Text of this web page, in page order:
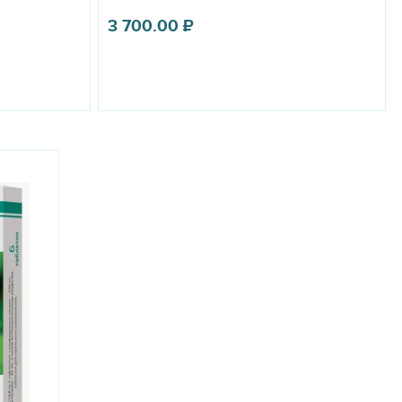
вшей, блох, власоедов и клещей (иксодовых,
предотвращает появление половозрелых насекомых на
в липидном слое, покрывающем эпидермис,
от эктопаразитов.
животным. В несколько точек в области спины между
3 700.00₽